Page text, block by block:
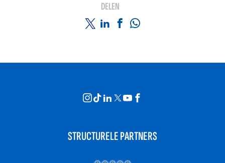
DELEN
STRUCTURELE PARTNERS